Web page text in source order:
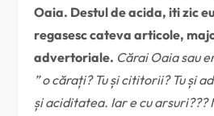
Oaia. Destul de acida, iti zic
regasesc cateva articole,
advertoriale. Cărai Oaia sau
” o cărați? Tu și cititorii? Tu și
și aciditatea. Iar e cu arsuri???